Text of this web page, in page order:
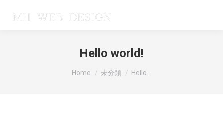
Hello world!
You are here:
Home 未分類 Hello…